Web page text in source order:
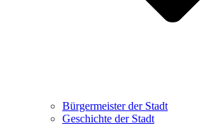
Bürgermeister der Stadt
Geschichte der Stadt